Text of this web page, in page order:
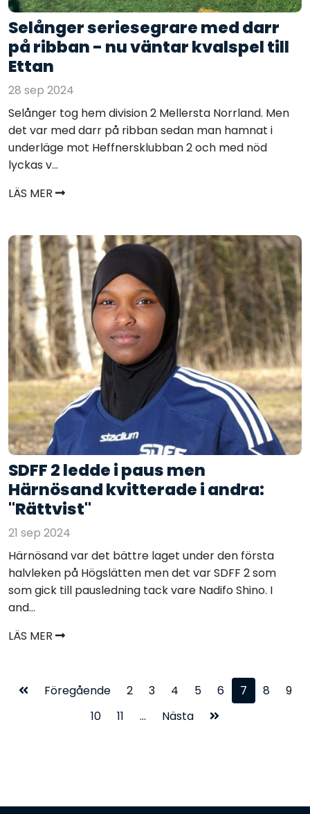
Selånger seriesegrare med darr
på ribban - nu väntar kvalspel till
Ettan
28 sep 2024
Selånger tog hem division 2 Mellersta Norrland. Men
det var med darr på ribban sedan man hamnat i
underläge mot Heffnersklubban 2 och med nöd
lyckas v...
LÄS MER
SDFF 2 ledde i paus men
Härnösand kvitterade i andra:
"Rättvist"
21 sep 2024
Härnösand var det bättre laget under den första
halvleken på Högslätten men det var SDFF 2 som
som gick till pausledning tack vare Nadifo Shino. I
and...
LÄS MER
Föregående 2 3 4 5 6 7 8
9
10
11 ... Nästa